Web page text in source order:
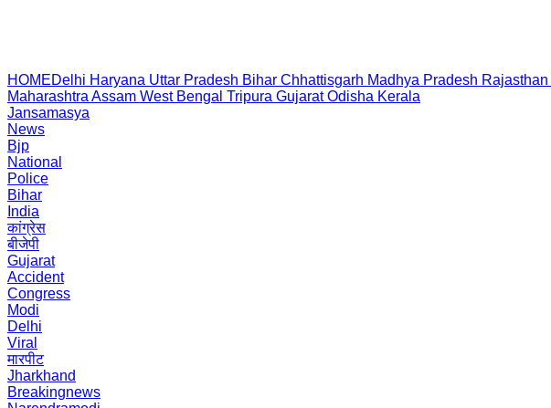
HOMEDelhi Haryana Uttar Pradesh Bihar Chhattisgarh Madhya Pradesh Rajasthan
Maharashtra Assam West Bengal Tripura Gujarat Odisha Kerala
Jansamasya
News
Bjp
National
Police
Bihar
India
कांग्रेस
बीजेपी
Gujarat
Accident
Congress
Modi
Delhi
Viral
मारपीट
Jharkhand
Breakingnews